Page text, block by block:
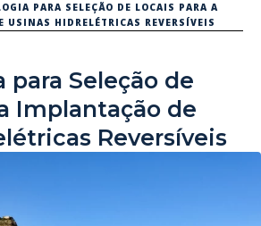
PARA SELEÇÃO DE LOCAIS PARA A
USINAS HIDRELÉTRICAS REVERSÍVEIS
Seleção de
Implantação de
Reversíveis